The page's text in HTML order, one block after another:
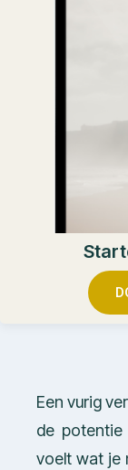
Een vurig
de
voelt wat je